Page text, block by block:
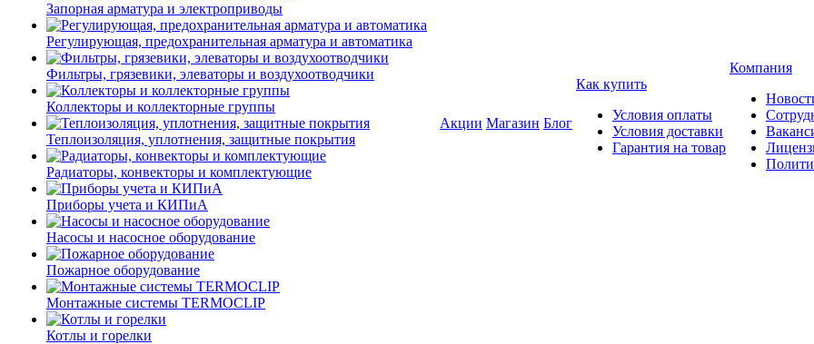
Запорная арматура и электроприводы
Регулирующая, предохранительная арматура и автоматика
Фильтры, грязевики, элеваторы и воздухоотводчики
Коллекторы и коллекторные группы
Теплоизоляция, уплотнения, защитные покрытия
Радиаторы, конвекторы и комплектующие
Приборы учета и КИПиА
Насосы и насосное оборудование
Пожарное оборудование
Монтажные системы TERMOCLIP
Котлы и горелки
Акции Магазин Блог
Как купить
Условия оплаты
Условия доставки
Гарантия на товар
Компания